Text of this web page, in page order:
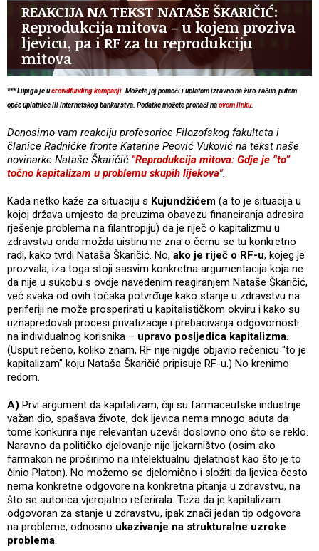
REAKCIJA NA TEKST NATAŠE ŠKARIČIĆ:
Reprodukcija mitova – u kojem proziva
ljevicu, pa i RF za tu reprodukciju
mitova
*** Lupiga je ucrowdfunding kampanji . Možete joj pomoći i uplatom izravno na žiro-račun, putem
opće uplatnice ili internetskog bankarstva. Podatke možete pronaći naovom linku.
Donosimo vam reakciju profesorice Filozofskog fakulteta i
članice Radničke fronte Katarine Peović Vuković na tekst naše
novinarke Nataše Škaričić "Reprodukcija mitova: Gdje je “to”
točno kapitalizam u problemu skupih lijekova".
Kada netko kaže za situaciju s Kujundžićem (a to je situacija u
kojoj država umjesto da preuzima obavezu financiranja adresira
rješenje problema na filantropiju) da je riječ o kapitalizmu u
zdravstvu onda možda uistinu ne zna o čemu se tu konkretno
radi, kako tvrdi Nataša Škaričić. No, ako je riječ o RF-u, kojeg je
prozvala, iza toga stoji sasvim konkretna argumentacija koja ne
da nije u sukobu s ovdje navedenim reagiranjem Nataše Škaričić,
već svaka od ovih točaka potvrđuje kako stanje u zdravstvu na
periferiji ne može prosperirati u kapitalističkom okviru i kako su
uznapredovali procesi privatizacije i prebacivanja odgovornosti
na individualnog korisnika – upravo posljedica kapitalizma.
(Usput rečeno, koliko znam, RF nije nigdje objavio rečenicu "to je
kapitalizam" koju Nataša Škaričić pripisuje RF-u.) No krenimo
redom.
A) Prvi argument da kapitalizam, čiji su farmaceutske industrije
važan dio, spašava živote, dok ljevica nema mnogo aduta da
tome konkurira nije relevantan uzevši doslovno ono što se reklo.
Naravno da političko djelovanje nije ljekarništvo (osim ako
farmakon ne proširimo na intelektualnu djelatnost kao što je to
činio Platon). No možemo se djelomično i složiti da ljevica često
nema konkretne odgovore na konkretna pitanja u zdravstvu, na
što se autorica vjerojatno referirala. Teza da je kapitalizam
odgovoran za stanje u zdravstvu, ipak znači jedan tip odgovora
na probleme, odnosno ukazivanje na strukturalne uzroke
problema.